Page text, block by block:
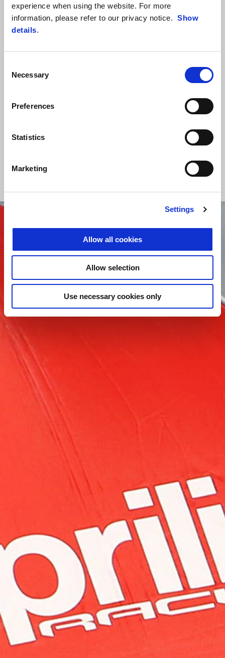
experience when using the website. For more
information, please refer to our privacy notice. Show
details.
Selection
Necessary
Preferences
Statistics
Marketing
Settings
Allow all cookies
Allow selection
Use necessary cookies only
Hậu trường
Hãy là người đầu tiên khám phá những bí mật, tin tức và hậu trường
của thế giới Aprilia.
KHÁM PHÁ THÊM